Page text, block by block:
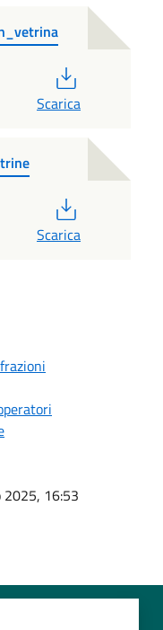
Scarica
Scarica
2025, 16:53